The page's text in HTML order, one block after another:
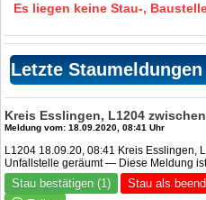
Es liegen keine Stau-,
Letzte
Kreis Esslingen, L1204
Meldung vom: 18.09.2020, 08:41 Uhr
L1204 18.09.20, 08:41 Kreis Esslingen,
Unfallstelle geräumt — Diese Meldung
Stau bestätigen (1) Stau als